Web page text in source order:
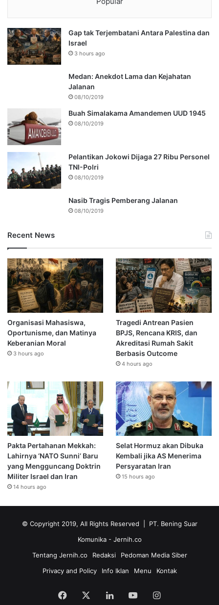
Gap tak Terjembatani Antara Palestina dan
Israel
3 hours ago
Medan: Anekdot Lama dan Kejahatan
Jalanan
08/10/2019
Buah Simalakama Amandemen UUD 1945
08/10/2019
Pelantikan Jokowi Dijaga 27 Ribu Personel
TNI-Polri
08/10/2019
Nasib Tragis Pemberang Jalanan
08/10/2019
Recent News
Organisasi Mahasiswa,
Oportunisme, dan Matinya
Keberanian Moral
3 hours ago
Tragedi Antrean Pasien
BPJS, Rencana KRIS, dan
Akreditasi Rumah Sakit
Berbasis Outcome
4 hours ago
Pakta Pertahanan Mekkah:
Lahirnya ‘NATO Sunni’ Baru
yang Mengguncang Doktrin
Militer Israel dan Iran
14 hours ago
Selat Hormuz akan Dibuka
Kembali jika AS Menerima
Persyaratan Iran
15 hours ago
© Copyright 2019, All Rights Reserved | PT. Bening Suar
Komunika - Jernih.co
Tentang Jernih.co
Redaksi
Pedoman Media Siber
Privacy and Policy
Info Iklan Menu Kontak
Facebook LinkedInYouTubeInstagram